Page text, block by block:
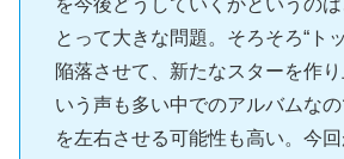
とって大きな問題。そろそろ“ト
陥落させて、新たなスターを作
いう声も多い中でのアルバムな
を左右させる可能性も高い。今